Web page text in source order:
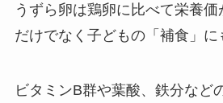
うずら卵は鶏卵に比べて栄養価
だけでなく子どもの「補食」に
ビタミンB群や葉酸、鉄分など